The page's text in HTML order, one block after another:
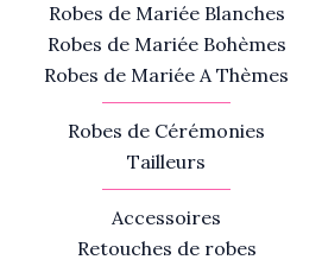
Robes de Mariée Blanches
Robes de Mariée Bohèmes
Robes de Mariée A Thèmes
Robes de Cérémonies
Tailleurs
Accessoires
Retouches de robes